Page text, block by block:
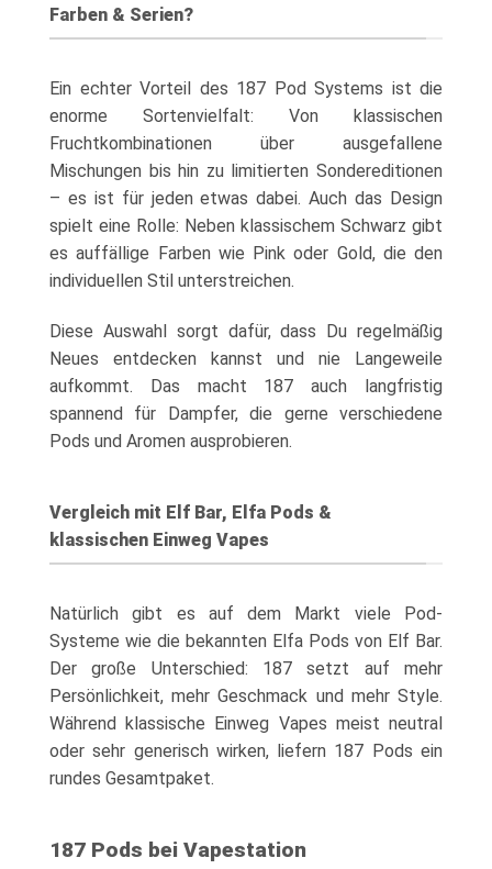
Farben & Serien?
Ein echter Vorteil des 187 Pod Systems ist die
enorme Sortenvielfalt: Von klassischen
Fruchtkombinationen über ausgefallene
Mischungen bis hin zu limitierten Sondereditionen
– es ist für jeden etwas dabei. Auch das Design
spielt eine Rolle: Neben klassischem Schwarz gibt
es auffällige Farben wie Pink oder Gold, die den
individuellen Stil unterstreichen.
Diese Auswahl sorgt dafür, dass Du regelmäßig
Neues entdecken kannst und nie Langeweile
aufkommt. Das macht 187 auch langfristig
spannend für Dampfer, die gerne verschiedene
Pods und Aromen ausprobieren.
Vergleich mit Elf Bar, Elfa Pods &
klassischen Einweg Vapes
Natürlich gibt es auf dem Markt viele Pod-
Systeme wie die bekannten Elfa Pods von Elf Bar.
Der große Unterschied: 187 setzt auf mehr
Persönlichkeit, mehr Geschmack und mehr Style.
Während klassische Einweg Vapes meist neutral
oder sehr generisch wirken, liefern 187 Pods ein
rundes Gesamtpaket.
187 Pods bei Vapestation